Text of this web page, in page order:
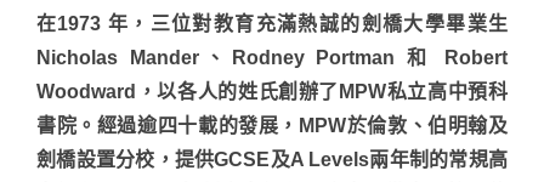
在1973 年，三位對教育充滿熱誠的劍橋大學畢業生
Nicholas Mander、Rodney Portman 和 Robert
Woodward，以各人的姓氏創辦了MPW私立高中預科
書院。經過逾四十載的發展，MPW於倫敦、伯明翰及
劍橋設置分校，提供GCSE及A Levels兩年制的常規高